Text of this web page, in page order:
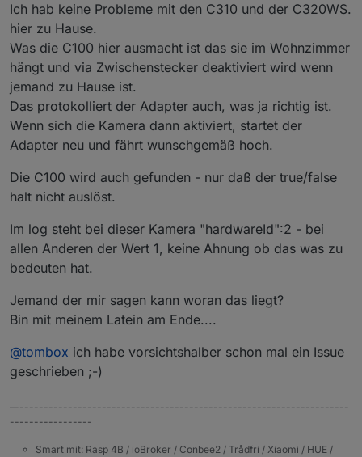
Ich hab keine Probleme mit den C310 und der C320WS.
hier zu Hause.
Was die C100 hier ausmacht ist das sie im Wohnzimmer
hängt und via Zwischenstecker deaktiviert wird wenn
jemand zu Hause ist.
Das protokolliert der Adapter auch, was ja richtig ist.
Wenn sich die Kamera dann aktiviert, startet der
Adapter neu und fährt wunschgemäß hoch.
Die C100 wird auch gefunden - nur daß der true/false
halt nicht auslöst.
Im log steht bei dieser Kamera "hardwareId":2 - bei
allen Anderen der Wert 1, keine Ahnung ob das was zu
bedeuten hat.
Jemand der mir sagen kann woran das liegt?
Bin mit meinem Latein am Ende....
@tombox ich habe vorsichtshalber schon mal ein Issue
geschrieben ;-)
–---------------------------------------------------------------------
-----------------
Smart mit: Rasp 4B / ioBroker / Conbee2 / Trådfri / Xiaomi / HUE /